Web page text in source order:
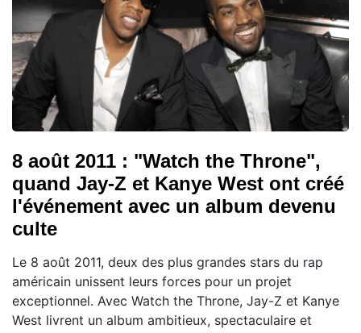
8 août 2011 : "Watch the Throne",
quand Jay-Z et Kanye West ont créé
l'événement avec un album devenu
culte
Le 8 août 2011, deux des plus grandes stars du rap
américain unissent leurs forces pour un projet
exceptionnel. Avec Watch the Throne, Jay-Z et Kanye
West livrent un album ambitieux, spectaculaire et